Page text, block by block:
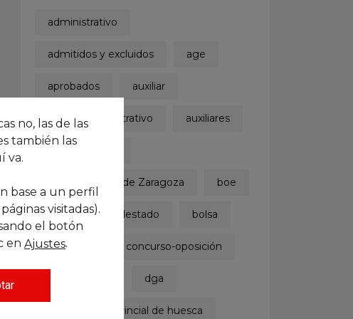
administrativo
admitidos y excluidos age
aprobados auxiliar
auxiliar administrativo auxiliares
Ayuntamiento de Zaragoza boe
boletinoficialdelestado bolsa
concurso concurso-oposición
dga
diputación provincial de huesca
no, las de las
también las
va.
base a un perfil
visitadas).
el botón
en Ajustes.